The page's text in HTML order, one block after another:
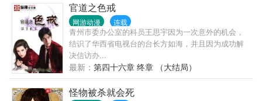
官道之色戒
网游动漫 连载
青州市委办公室的科员王思宇因为一次意外的机会，
结识了华西省电视台的台长方如海，并且因为成功解
决信访办...
最新： 第四十六章 终章 （大结局）
怪物被杀就会死